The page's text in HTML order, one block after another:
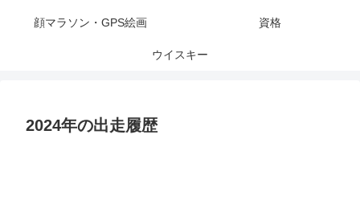
顔マラソン・GPS絵画 資格
ウイスキー
2024年の出走履歴